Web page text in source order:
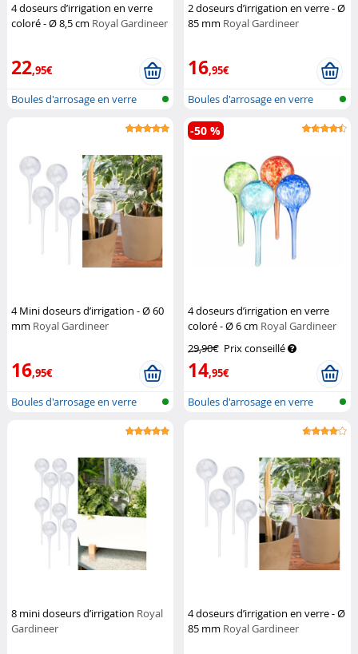
4 doseurs d’irrigation en verre
coloré - Ø 8,5 cm Royal Gardineer
22,95€
Boules d'arrosage en verre
2 doseurs d’irrigation en verre - Ø
85 mm Royal Gardineer
16,95€
Boules d'arrosage en verre
4 Mini doseurs d’irrigation - Ø 60
mm Royal Gardineer
16,95€
Boules d'arrosage en verre
4 doseurs d’irrigation en verre
coloré - Ø 6 cm Royal Gardineer
29,90€ Prix conseillé
14,95€
-50 %
Boules d'arrosage en verre
8 mini doseurs d’irrigation Royal
Gardineer
4 doseurs d’irrigation en verre - Ø
85 mm Royal Gardineer